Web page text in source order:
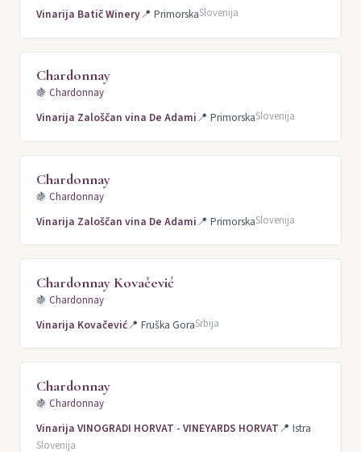
Vinarija Batič Winery📍 PrimorskaSlovenija
Chardonnay
🍇 Chardonnay
Vinarija Zaloščan vina De Adami📍 PrimorskaSlovenija
Chardonnay
🍇 Chardonnay
Vinarija Zaloščan vina De Adami📍 PrimorskaSlovenija
Chardonnay Kovačević
🍇 Chardonnay
Vinarija Kovačević📍 Fruška GoraSrbija
Chardonnay
🍇 Chardonnay
Vinarija VINOGRADI HORVAT - VINEYARDS HORVAT📍 Istra
Slovenija